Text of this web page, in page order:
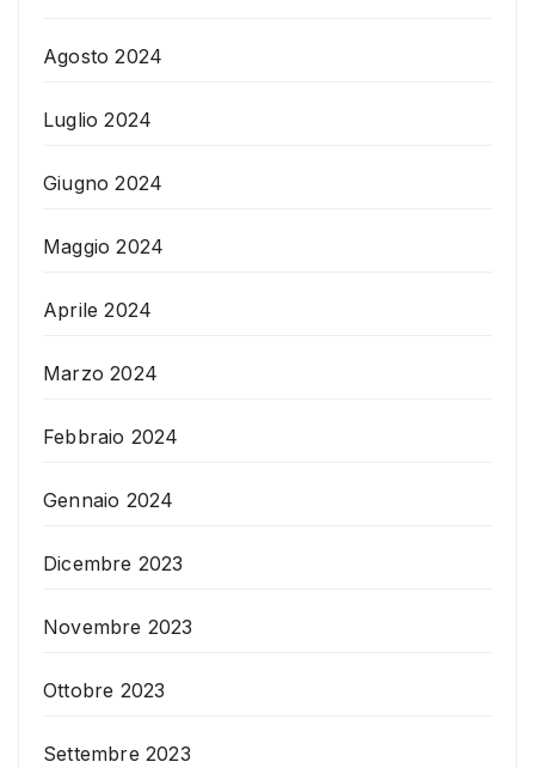
Agosto 2024
Luglio 2024
Giugno 2024
Maggio 2024
Aprile 2024
Marzo 2024
Febbraio 2024
Gennaio 2024
Dicembre 2023
Novembre 2023
Ottobre 2023
Settembre 2023